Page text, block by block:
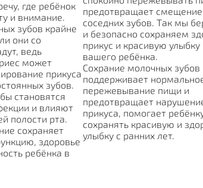
где ребёнок
и внимание.
зубов крайне
они со
ведь
может
прикуса
зубов.
становятся
и влияют
полости рта.
сохраняет
здоровье
ребёнка в
предотвращает смещение
соседних зубов. Так мы
и безопасно сохраняем
прикус и красивую улыбку
вашего ребёнка.
Сохрание молочных зубов
поддерживает
пережевывание пищи и
предотвращает
прикуса, помогает
сохранять красивую и
улыбку с ранних лет.